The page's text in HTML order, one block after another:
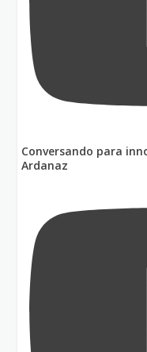
Conversando para
Ardanaz